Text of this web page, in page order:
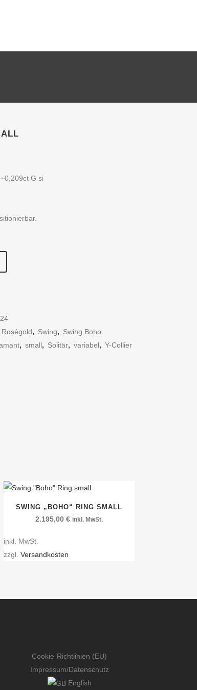
G si
Roségold, Swing, Swing Boho
, small, Solitär, variabel, Y-Collier
SWING „BOHO“ RING SMALL
2.195,00 € inkl. MwSt.
inkl. MwSt.
zzgl. Versandkosten
Cookie-Richtlinien (EU)
Impressum/Datenschutz
English